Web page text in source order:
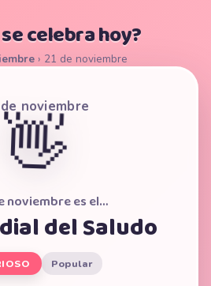
celebra hoy?
› 21 de noviembre
noviembre
👋
noviembre es el…
del Saludo
Popular